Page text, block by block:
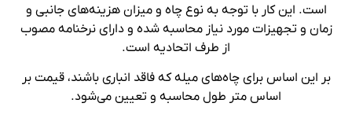
است. این کار با توجه به نوع چاه و میزان هزینه‌های جانبی و
زمان و تجهیزات مورد نیاز محاسبه شده و دارای نرخنامه مصوب
از طرف اتحادیه است.
بر این اساس برای چاه‌های میله که فاقد انباری باشند، قیمت بر
اساس متر طول محاسبه و تعیین می‌شود.